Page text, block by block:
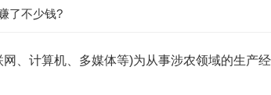
了不少钱?
、计算机、多媒体等)为从事涉农领域的生产